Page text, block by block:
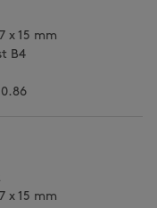
x 15 mm
B4
x 15 mm